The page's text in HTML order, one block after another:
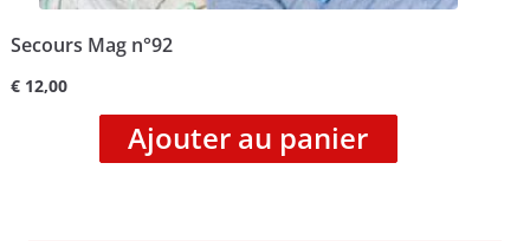
Secours Mag n°92
€12,00
Ajouter au panier